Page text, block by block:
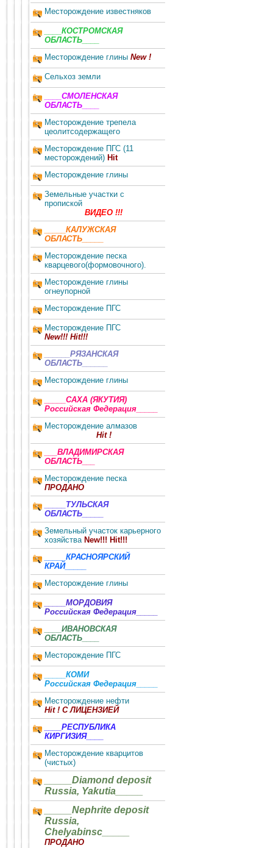
Месторождение известняков
____КОСТРОМСКАЯ
ОБЛАСТЬ____
Месторождение глины New !
Сельхоз земли
____СМОЛЕНСКАЯ
ОБЛАСТЬ____
Месторождение трепела
цеолитсодержащего
Месторождение ПГС (11
месторождений) Hit
Месторождение глины
Земельные участки c
пропиской
ВИДЕО !!!
_____КАЛУЖСКАЯ
ОБЛАСТЬ_____
Месторождение песка
кварцевого(формовочного).
Месторождение глины
огнеупорной
Месторождение ПГС
Месторождение ПГС
New!!! Hit!!!
______РЯЗАНСКАЯ
ОБЛАСТЬ______
Месторождение глины
_____САХА (ЯКУТИЯ)
Российская Федерация_____
Месторождение алмазов
Hit !
___ВЛАДИМИРСКАЯ
ОБЛАСТЬ___
Месторождение песка
ПРОДАНО
_____ТУЛЬСКАЯ
ОБЛАСТЬ_____
Земельный участок карьерного
хозяйства New!!! Hit!!!
_____КРАСНОЯРСКИЙ
КРАЙ_____
Месторождение глины
_____МОРДОВИЯ
Российская Федерация_____
____ИВАНОВСКАЯ
ОБЛАСТЬ____
Месторождение ПГС
_____КОМИ
Российская Федерация_____
Месторождение нефти
Hit ! С ЛИЦЕНЗИЕЙ
____РЕСПУБЛИКА
КИРГИЗИЯ____
Месторождение кварцитов
(чистых)
_____Diamond deposit
Russia, Yakutia_____
_____Nephrite deposit
Russia,
Chelyabinsc_____
ПРОДАНО